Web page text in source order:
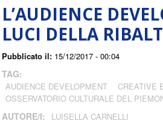
L’AUDIENCE
LUCI DELLA
Pubblicato il: 15/12/2017 - 00:04
TAG:
AUDIENCE DEVELOPMENT CREATIVE
OSSERVATORIO CULTURALE DEL
AUTORE/I: LUISELLA CARNELLI